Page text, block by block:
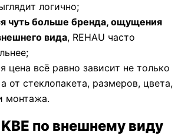
логично;
чуть больше бренда, ощущения
вида, REHAU часто
цена всё равно зависит не только
от стеклопакета, размеров, цвета,
монтажа.
по внешнему виду